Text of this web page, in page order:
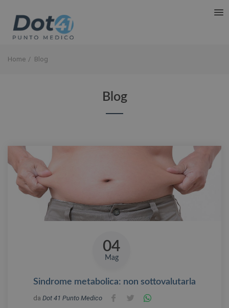
Home Blog
Blog
04
Mag
Sindrome metabolica: non sottovalutarla
da Dot 41 Punto Medico